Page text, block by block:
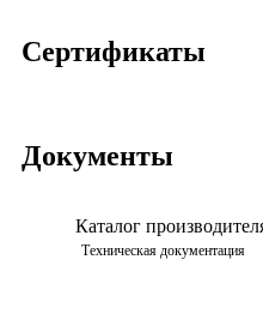
Сертификаты
Документы
Каталог
Техническая документация